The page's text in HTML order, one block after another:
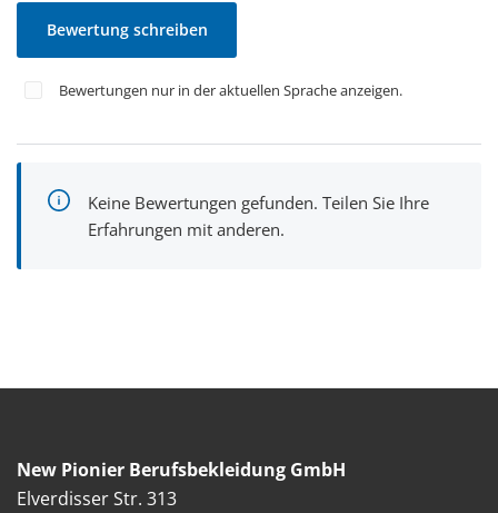
Bewertung schreiben
Bewertungen nur in der aktuellen Sprache anzeigen.
Keine Bewertungen gefunden. Teilen Sie Ihre
Erfahrungen mit anderen.
New Pionier Berufsbekleidung GmbH
Elverdisser Str. 313